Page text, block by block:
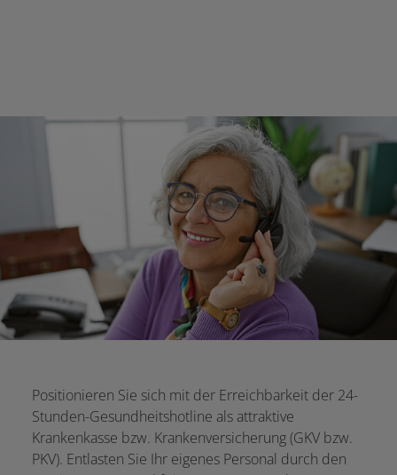
Positionieren Sie sich mit der Erreichbarkeit der 24-
Stunden-Gesundheitshotline als attraktive
Krankenkasse bzw. Krankenversicherung (GKV bzw.
PKV). Entlasten Sie Ihr eigenes Personal durch den